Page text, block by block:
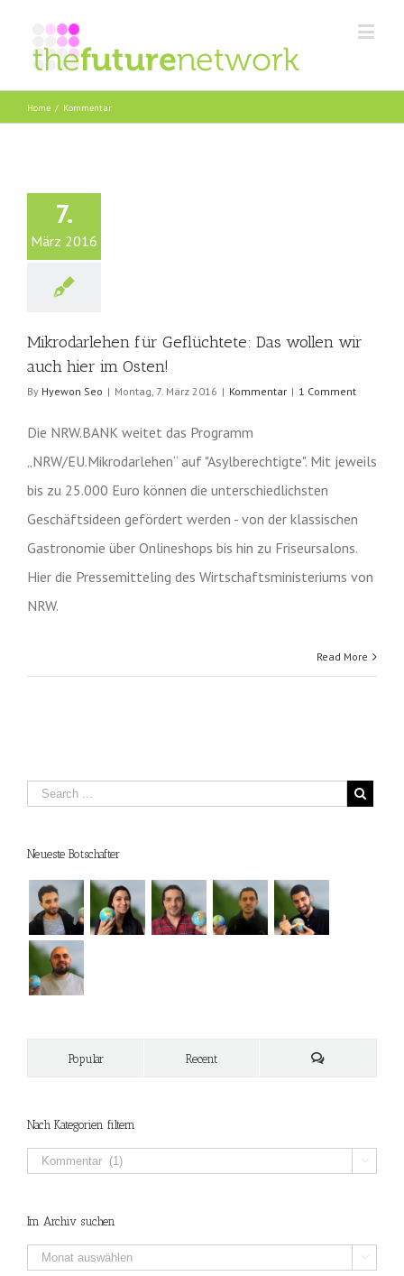
Home / Kommentar
7.
März 2016
Mikrodarlehen für Geflüchtete: Das wollen wir
auch hier im Osten!
By Hyewon Seo | Montag, 7. März 2016 | Kommentar | 1 Comment
Die NRW.BANK weitet das Programm
„NRW/EU.Mikrodarlehen“ auf "Asylberechtigte". Mit jeweils
bis zu 25.000 Euro können die unterschiedlichsten
Geschäftsideen gefördert werden - von der klassischen
Gastronomie über Onlineshops bis hin zu Friseursalons.
Hier die Pressemitteling des Wirtschaftsministeriums von
NRW.
Read More
Neueste Botschafter
Popular Recent
Nach Kategorien filtern
Nach
filtern

Im Archiv suchen
